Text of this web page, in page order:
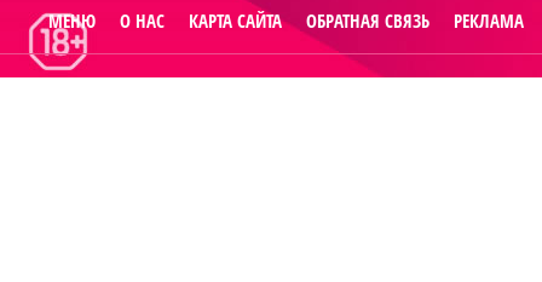
МЕНЮ О НАС КАРТА САЙТА ОБРАТНАЯ СВЯЗЬ РЕКЛАМА